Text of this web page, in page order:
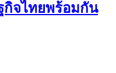
กิจไทยพร้อมกัน